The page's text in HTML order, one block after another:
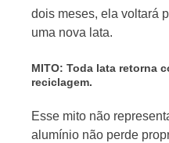
dois meses, ela voltará
uma nova lata.
MITO: Toda lata retorna
reciclagem.
Esse mito não
alumínio não perde